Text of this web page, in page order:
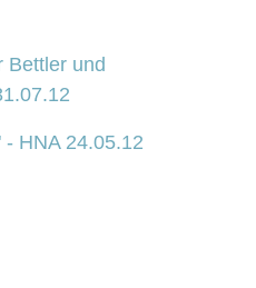
Bettler und
HNA 24.05.12